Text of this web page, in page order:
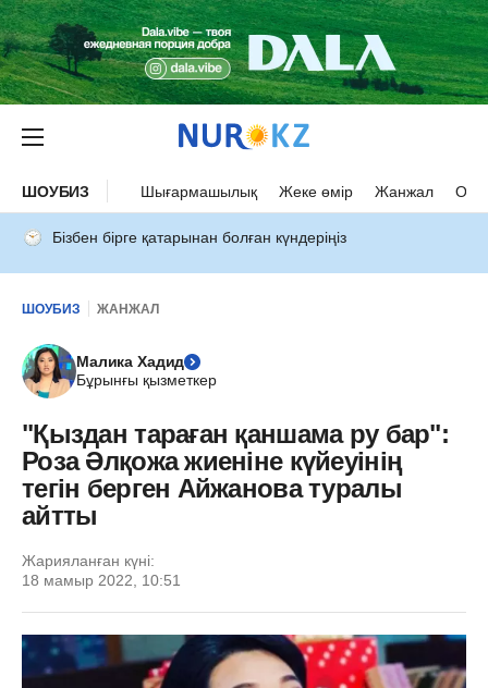
ШОУБИЗ Шығармашылық Жеке өмір Жанжал
Бізбен бірге қатарынан болған күндеріңіз
ШОУБИЗ ЖАНЖАЛ
Малика Хадид
Бұрынғы қызметкер
"Қыздан тараған қаншама ру бар":
Роза Әлқожа жиеніне күйеуінің
тегін берген Айжанова туралы
айтты
Жарияланған күні:
18 мамыр 2022, 10:51